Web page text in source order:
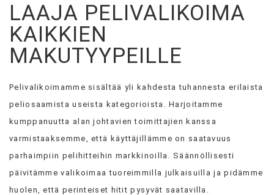
LAAJA PELIVALIKOIMA
KAIKKIEN
MAKUTYYPEILLE
Pelivalikoimamme sisältää yli kahdesta tuhannesta erilaista
peliosaamista useista kategorioista. Harjoitamme
kumppanuutta alan johtavien toimittajien kanssa
varmistaaksemme, että käyttäjillämme on saatavuus
parhaimpiin pelihitteihin markkinoilla. Säännöllisesti
päivitämme valikoimaa tuoreimmilla julkaisuilla ja pidämme
huolen, että perinteiset hitit pysyvät saatavilla.